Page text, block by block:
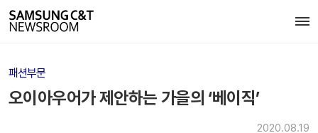
패션부문
오이아우어가 제안하는 가을의 ‘베이직’
2020.08.19